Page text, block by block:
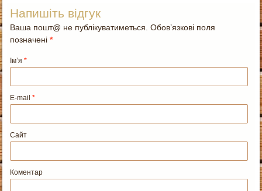
Напишіть відгук
Ваша пошт@ не публікуватиметься. Обов’язкові поля
позначені*
Ім’я*
E-mail*
Сайт
Коментар